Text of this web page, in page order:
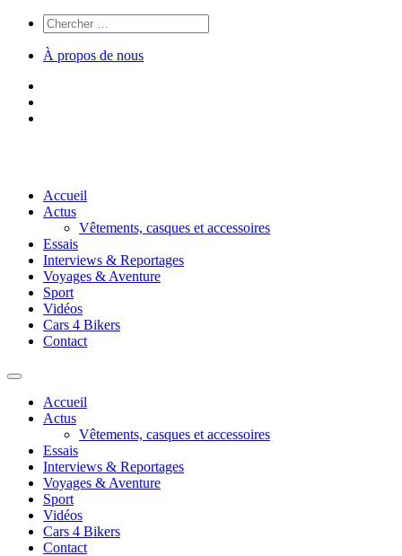
À propos de nous
Accueil
Actus
Vêtements, casques et accessoires
Essais
Interviews & Reportages
Voyages & Aventure
Sport
Vidéos
Cars 4 Bikers
Contact
Accueil
Actus
Vêtements, casques et accessoires
Essais
Interviews & Reportages
Voyages & Aventure
Sport
Vidéos
Cars 4 Bikers
Contact